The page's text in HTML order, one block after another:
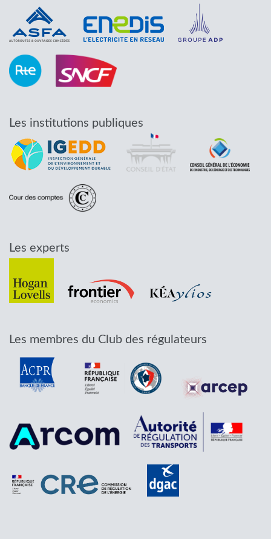
Les institutions publiques
Les experts
Les membres du Club des régulateurs